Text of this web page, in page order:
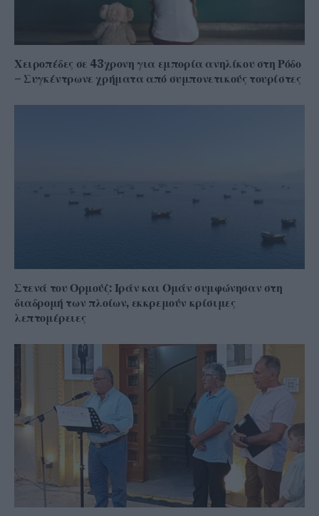
Χειροπέδες σε 43χρονη για εμπορία ανηλίκου στη Ρόδο
– Συγκέντρωνε χρήματα από συμπονετικούς τουρίστες
Στενά του Ορμούζ: Ιράν και Ομάν συμφώνησαν στη
διαδρομή των πλοίων, εκκρεμούν κρίσιμες
λεπτομέρειες